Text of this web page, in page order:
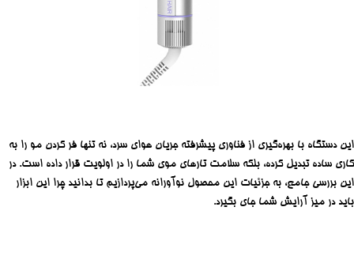
این دستگاه با بهره‌گیری از فناوری پیشرفته جریان هوای سرد، نه تنها فر کردن مو را به
کاری ساده تبدیل کرده، بلکه سلامت تارهای موی شما را در اولویت قرار داده است. در
این بررسی جامع، به جزئیات این محصول نوآورانه می‌پردازیم تا بدانید چرا این ابزار
باید در میز آرایش شما جای بگیرد.